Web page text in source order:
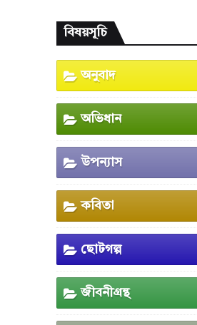
বিষয়সূচি
অনুবাদ
অভিধান
উপন্যাস
কবিতা
ছোটগল্প
জীবনীগ্রন্থ